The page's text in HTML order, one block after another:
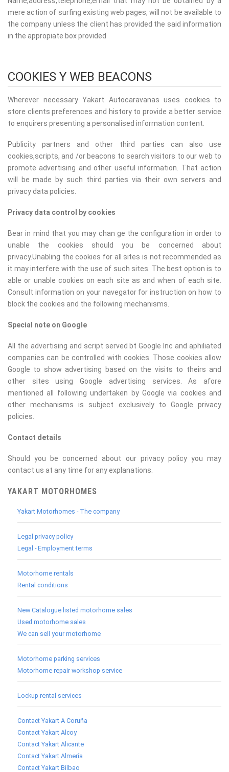
mere action of surfing existing web pages, will not be available to
the company unless the client has provided the said information
in the appropiate box provided
COOKIES Y WEB BEACONS
Wherever necessary Yakart Autocaravanas uses cookies to
store clients preferences and history to provide a better service
to enquirers presenting a personalised information content.
Publicity partners and other third parties can also use
cookies,scripts, and /or beacons to search visitors to our web to
promote advertising and other useful information. That action
will be made by such third parties via their own servers and
privacy data policies.
Privacy data control by cookies
Bear in mind that you may chan ge the configuration in order to
unable the cookies should you be concerned about
privacy.Unabling the cookies for all sites is not recommended as
it may interfere with the use of such sites. The best option is to
able or unable cookies on each site as and when of each site.
Consult information on your navegator for instruction on how to
block the cookies and the following mechanisms.
Special note on Google
All the advertising and script served bt Google Inc and aphiliated
companies can be controlled with cookies. Those cookies allow
Google to show advertising based on the visits to theirs and
other sites using Google advertising services. As afore
mentioned all following undertaken by Google via cookies and
other mechanisms is subject exclusively to Google privacy
policies.
Contact details
Should you be concerned about our privacy policy you may
contact us at any time for any explanations.
YAKART MOTORHOMES
Yakart Motorhomes - The company
Legal privacy policy
Legal - Employment terms
Motorhome rentals
Rental conditions
New Catalogue listed motorhome sales
Used motorhome sales
We can sell your motorhome
Motorhome parking services
Motorhome repair workshop service
Lockup rental services
Contact Yakart A Coruña
Contact Yakart Alcoy
Contact Yakart Alicante
Contact Yakart Almería
Contact Yakart Bilbao